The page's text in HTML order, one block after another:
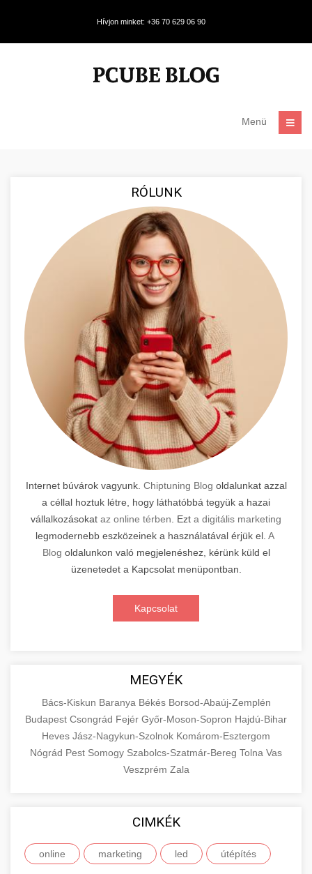
Hívjon minket: +36 70 629 06 90
Menü
RÓLUNK
Internet búvárok vagyunk. Chiptuning Blog oldalunkat azzal
a céllal hoztuk létre, hogy láthatóbbá tegyük a hazai
vállalkozásokat az online térben . Ezt a digitális marketing
legmodernebb eszközeinek a használatával érjük el. A
Blog oldalunkon való megjelenéshez, kérünk küld el
üzenetedet a Kapcsolat menüpontban.
Kapcsolat
MEGYÉK
Bács-Kiskun Baranya Békés Borsod-Abaúj-Zemplén
Budapest Csongrád Fejér Győr-Moson-Sopron Hajdú-Bihar
Heves Jász-Nagykun-Szolnok Komárom-Esztergom
Nógrád Pest Somogy Szabolcs-Szatmár-Bereg Tolna Vas
Veszprém Zala
CIMKÉK
online marketing led útépítés